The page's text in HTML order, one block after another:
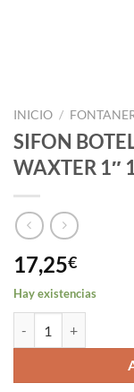
INICIO /
SIFON
WAXTER 1″
17,25€
Hay existencias